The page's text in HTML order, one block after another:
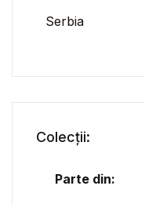
Serbia
Colecții:
Parte din: